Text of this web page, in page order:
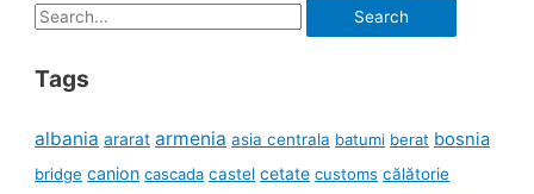
Search
Tags
albania ararat armenia asia centrala batumi berat bosnia
bridge canion cascada castel cetate customs călătorie